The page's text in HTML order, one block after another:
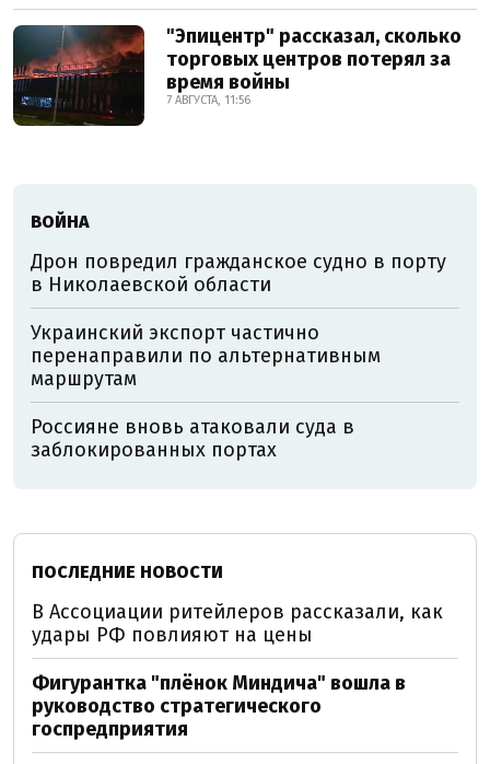
"Эпицентр" рассказал, сколько
торговых центров потерял за
время войны
7 АВГУСТА, 11:56
ВОЙНА
Дрон повредил гражданское судно в порту
в Николаевской области
Украинский экспорт частично
перенаправили по альтернативным
маршрутам
Россияне вновь атаковали суда в
заблокированных портах
ПОСЛЕДНИЕ НОВОСТИ
В Ассоциации ритейлеров рассказали, как
удары РФ повлияют на цены
Фигурантка "плёнок Миндича" вошла в
руководство стратегического
госпредприятия